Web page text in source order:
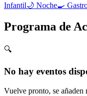
Infantil🌙 Noche🍳
Programa de
🔍
No hay eventos
Vuelve pronto, se añaden